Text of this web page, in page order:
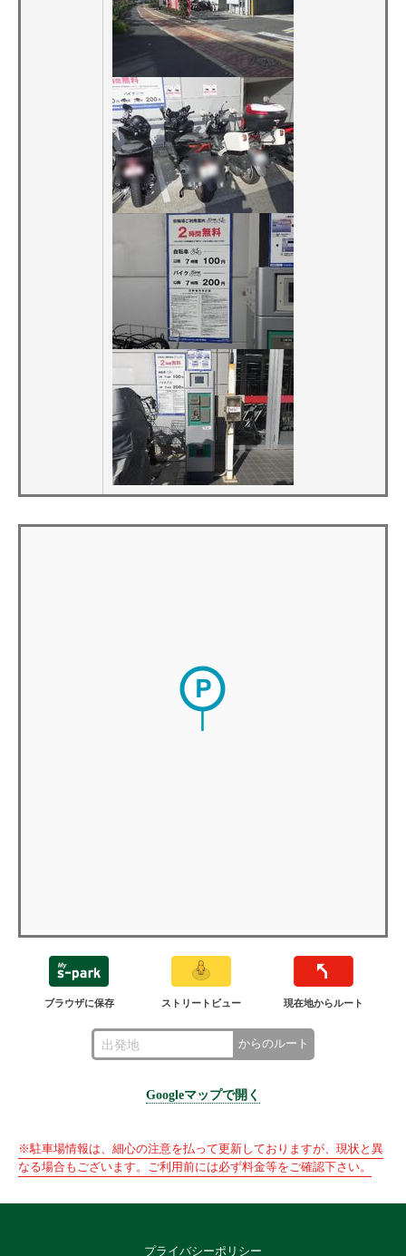
ブラウザに保存 ストリートビュー 現在地からルート
からのルート
Googleマップで開く
※駐車場情報は、細心の注意を払って更新しておりますが、現状と異
なる場合もございます。ご利用前には必ず料金等をご確認下さい。
プライバシーポリシー